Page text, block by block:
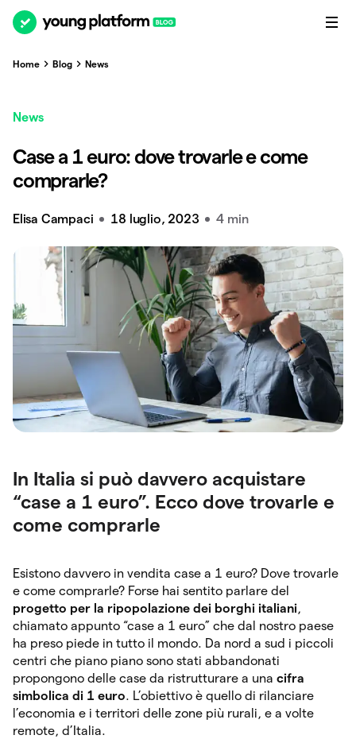
Home Blog News
News
Case a 1 euro: dove trovarle e come
comprarle?
Elisa Campaci 18 luglio, 2023 4 min
In Italia si può davvero acquistare
“case a 1 euro”. Ecco dove trovarle e
come comprarle
Esistono davvero in vendita case a 1 euro? Dove trovarle
e come comprarle? Forse hai sentito parlare del
progetto per la ripopolazione dei borghi italiani,
chiamato appunto “case a 1 euro” che dal nostro paese
ha preso piede in tutto il mondo. Da nord a sud i piccoli
centri che piano piano sono stati abbandonati
propongono delle case da ristrutturare a una cifra
simbolica di 1 euro. L’obiettivo è quello di rilanciare
l’economia e i territori delle zone più rurali, e a volte
remote, d’Italia.